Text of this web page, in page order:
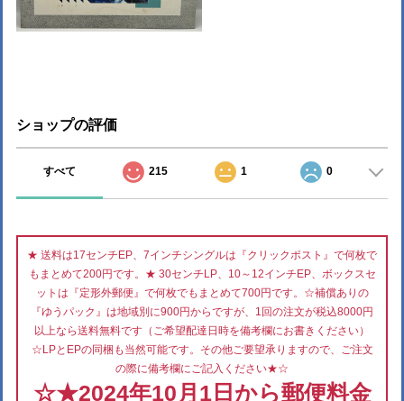
ショップの評価
すべて 215 1 0
★ 送料は17センチEP、7インチシングルは『クリックポスト』で何枚で
もまとめて200円です。★ 30センチLP、10～12インチEP、ボックスセ
ットは『定形外郵便』で何枚でもまとめて700円です。☆補償ありの
『ゆうパック』は地域別に900円からですが、1回の注文が税込8000円
以上なら送料無料です（ご希望配達日時を備考欄にお書きください）
☆LPとEPの同梱も当然可能です。その他ご要望承りますので、ご注文
の際に備考欄にご記入ください★☆
☆★2024年10月1日から郵便料金